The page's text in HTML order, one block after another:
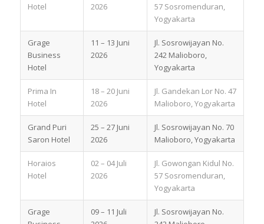
Hotel
2026
57 Sosromenduran,
Yogyakarta
Grage
Business
Hotel
11 – 13 Juni
2026
Jl. Sosrowijayan No.
242 Malioboro,
Yogyakarta
Prima In
Hotel
18 – 20 Juni
2026
Jl. Gandekan Lor No. 47
Malioboro, Yogyakarta
Grand Puri
Saron Hotel
25 – 27 Juni
2026
Jl. Sosrowijayan No. 70
Malioboro, Yogyakarta
Horaios
Hotel
02 – 04 Juli
2026
Jl. Gowongan Kidul No.
57 Sosromenduran,
Yogyakarta
Grage
09 – 11 Juli
Jl. Sosrowijayan No.